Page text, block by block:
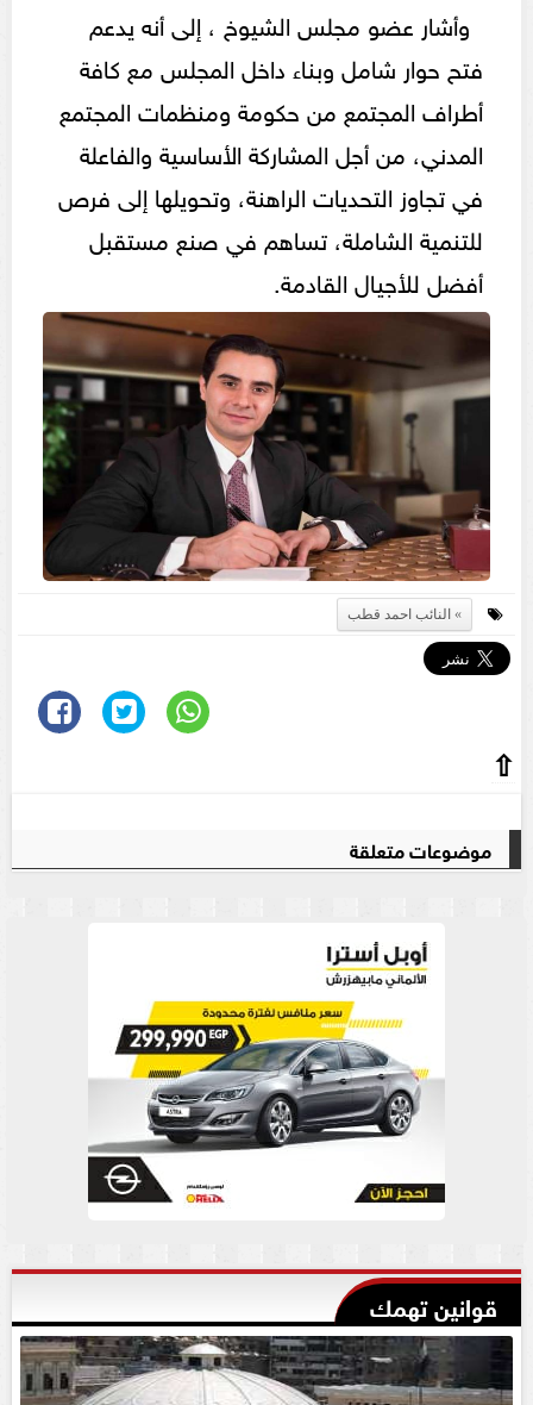
وأشار عضو مجلس الشيوخ ، إلى أنه يدعم
فتح حوار شامل وبناء داخل المجلس مع كافة
أطراف المجتمع من حكومة ومنظمات المجتمع
المدني، من أجل المشاركة الأساسية والفاعلة
في تجاوز التحديات الراهنة، وتحويلها إلى فرص
للتنمية الشاملة، تساهم في صنع مستقبل
أفضل للأجيال القادمة.
النائب احمد قطب
⇧
موضوعات متعلقة
قوانين تهمك